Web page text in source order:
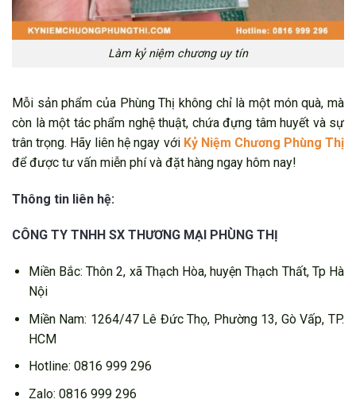
Làm kỷ niệm chương uy tín
Mỗi sản phẩm của Phùng Thị không chỉ là một món quà, mà
còn là một tác phẩm nghệ thuật, chứa đựng tâm huyết và sự
trân trọng. Hãy liên hệ ngay với Kỷ Niệm Chương Phùng Thị
để được tư vấn miễn phí và đặt hàng ngay hôm nay!
Thông tin liên hệ:
CÔNG TY TNHH SX THƯƠNG MẠI PHÙNG THỊ
Miền Bắc: Thôn 2, xã Thạch Hòa, huyện Thạch Thất, Tp Hà
Nội
Miền Nam: 1264/47 Lê Đức Thọ, Phường 13, Gò Vấp, TP.
HCM
Hotline: 0816 999 296
Zalo: 0816 999 296